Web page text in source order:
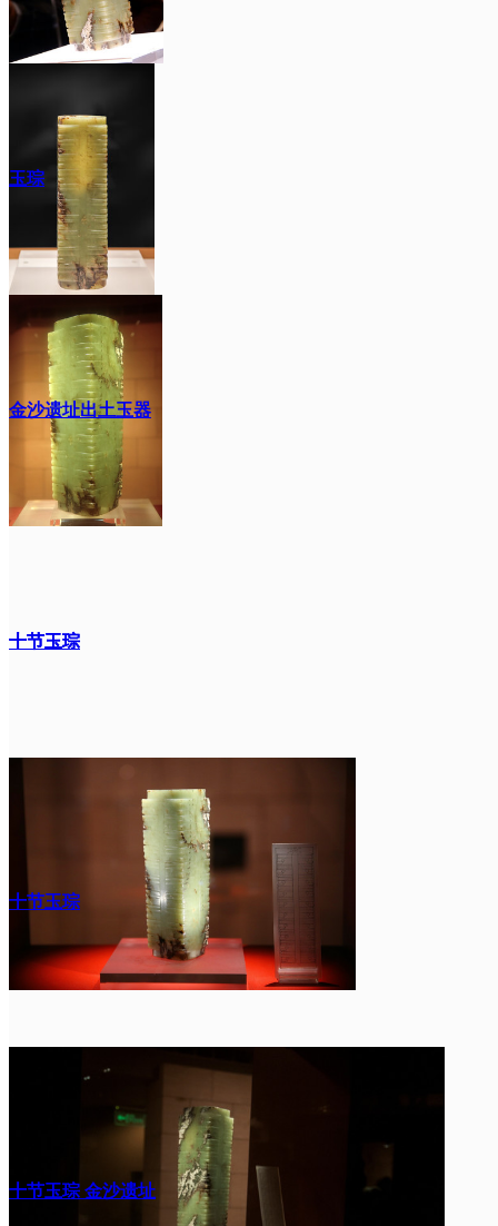
玉琮
金沙遗址出土玉器
十节玉琮
十节玉琮
十节玉琮
十节玉琮 金沙遗址